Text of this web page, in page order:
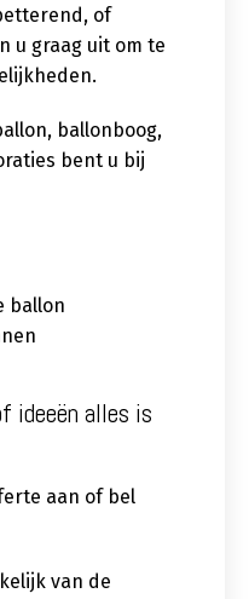
of
u graag uit om te
ballonboog,
bent u bij
ballon
ideeën alles is
aan of bel
van de